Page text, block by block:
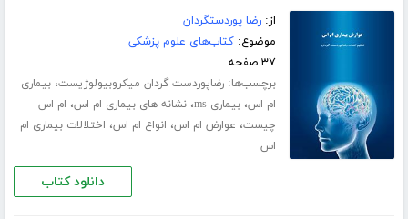
از:رضا پوردستگردان
موضوع:کتاب‌های علوم پزشکی
۳۷ صفحه
برچسب‌ها:رضاپوردست گردان میکروبیولوژیست،بیماری
ام اس،بیماری ms ،نشانه های بیماری ام اس، ام اس
چیست، عوارض ام اس، انواع ام اس، اختلالات بیماری ام
اس
دانلود کتاب